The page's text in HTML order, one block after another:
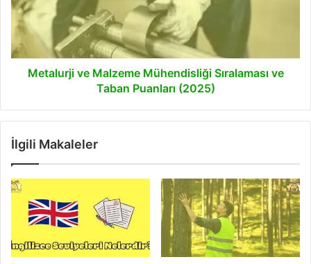
ve
Taban
Puanları
(2025)
Metalurji ve Malzeme Mühendisliği Sıralaması ve
Taban Puanları (2025)
İlgili Makaleler